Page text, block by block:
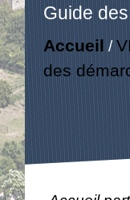
Guide
Accueil /
des